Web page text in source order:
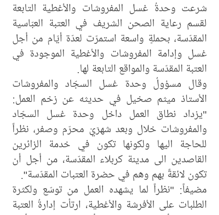
شرعت وحدةُ غسل المفروشات والأغطية التابعة
لقسم رعاية الصحن الشريف في العتبة العبّاسية
المقدّسة، بحملةٍ واسعة استمرّت لعدّة أيّام من أجل
غسل وإدامة المفروشات والأغطية الموجودة في
العتبة المقدّسة والمواقع التابعة لها.
وقال مسؤولُ وحدة غسل السجّاد والمفروشات
الأستاذ ميثم صخيل في حديثه عن زخم العمل:
"يزداد نطاق العمل داخل وحدة غسل السجّاد
والمفروشات خلال وبعد شهرَيْ محرّم وصفر، نظراً
للحاجة اليها ولكونها تكون في خدمة الزائرين
القاصدين الى مدينة كربلاء المقدّسة، من أجل أن
تكون لائقةً بهم وهم في حضرة العتبات المقدّسة".
مضيفاً: "نظراً لما يشهده العمل من توسّع ولكثرة
الطلبات على الأفرشة والأغطية، ارتأت إدارةُ العتبة